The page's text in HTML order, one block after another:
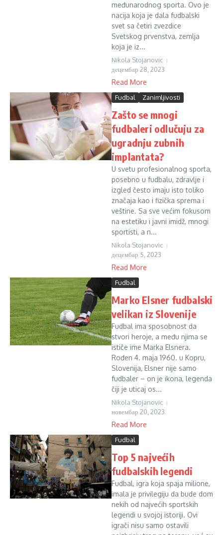
međunarodnog sporta. Ovo je
nacija koja je dala fudbalski
svet sa četiri zvezdice
Svetskog prvenstva, zemlja
koja je iz...
Nikola Stojanovic
децембар 28, 2023
Read More
Fudbal Zanimljivosti
Zašto se mnogi
fudbaleri odlučuju za
ugradnju zubnih
implantata?
U svetu profesionalnog sporta,
posebno u fudbalu, zdravlje i
izgled često imaju isto toliko
značaja kao i fizička sprema i
veštine. Sa sve većim fokusom
na estetiku i javni imidž, mnogi
sportisti, a n...
Nikola Stojanovic
децембар 5, 2023
Read More
Fudbal
Marko Elsner fudbalski
velikan iz Slovenije
Fudbal ima sposobnost da
stvori heroje, a među njima se
ističe ime Marka Elsnera.
Rođen 4. maja 1960. u Kopru,
Slovenija, Elsner nije samo
fudbaler – on je ikona, legenda
čiji je uticaj os...
Nikola Stojanovic
новембар 20, 2023
Read More
Fudbal
Top 5 najvećih
fudbalskih legendi
Fudbal, igra koja spaja milione,
imala je privilegiju da bude dom
nekih od najvećih sportskih
legendi u svojoj istoriji. Ovi
igrači nisu samo ostavili